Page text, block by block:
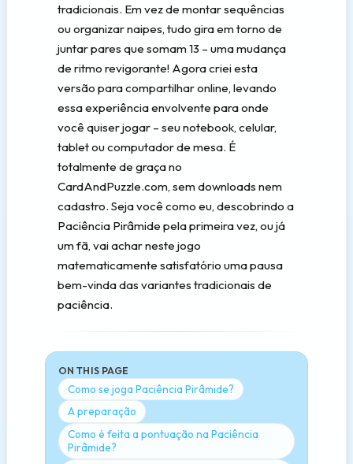
tradicionais. Em vez de montar sequências
ou organizar naipes, tudo gira em torno de
juntar pares que somam 13 – uma mudança
de ritmo revigorante! Agora criei esta
versão para compartilhar online, levando
essa experiência envolvente para onde
você quiser jogar – seu notebook, celular,
tablet ou computador de mesa. É
totalmente de graça no
CardAndPuzzle.com, sem downloads nem
cadastro. Seja você como eu, descobrindo a
Paciência Pirâmide pela primeira vez, ou já
um fã, vai achar neste jogo
matematicamente satisfatório uma pausa
bem-vinda das variantes tradicionais de
paciência.
ON THIS PAGE
Como se joga Paciência Pirâmide?
A preparação
Como é feita a pontuação na Paciência
Pirâmide?